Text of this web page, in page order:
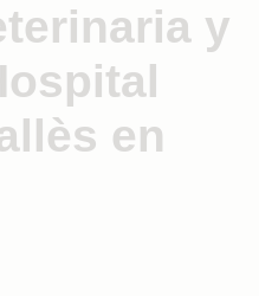
y
en